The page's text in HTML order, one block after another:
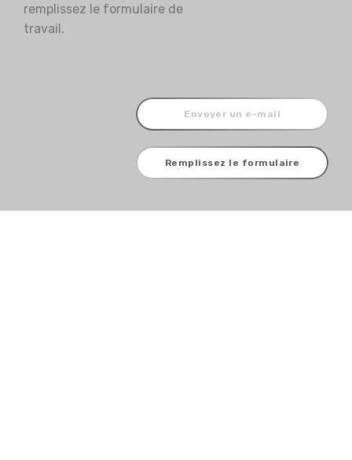
remplissez le formulaire de
travail.
Envoyer un e-mail
Remplissez le formulaire